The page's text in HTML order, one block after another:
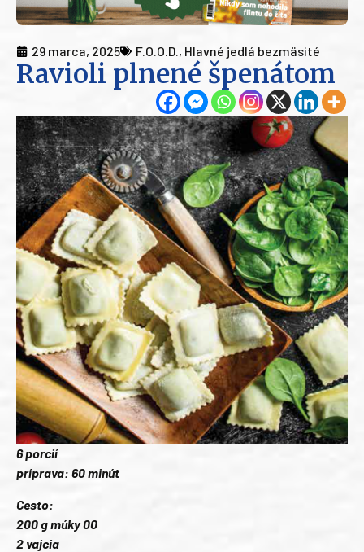
29 marca, 2025 F.O.O.D., Hlavné jedlá bezmäsité
Ravioli plnené špenátom
6 porcií
príprava: 60 minút
Cesto:
200 g múky 00
2 vajcia